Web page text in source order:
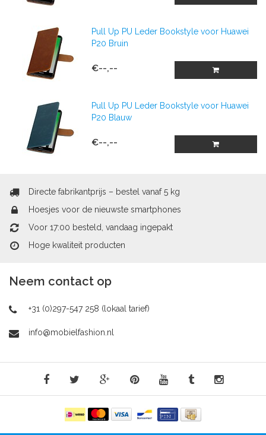
Pull Up PU Leder Bookstyle voor Huawei
P20 Bruin
€--,--
Pull Up PU Leder Bookstyle voor Huawei
P20 Blauw
€--,--
Directe fabrikantprijs – bestel vanaf 5 kg
Hoesjes voor de nieuwste smartphones
Voor 17:00 besteld, vandaag ingepakt
Hoge kwaliteit producten
Neem contact op
+31 (0)297-547 258 (lokaal tarief)
info@mobielfashion.nl